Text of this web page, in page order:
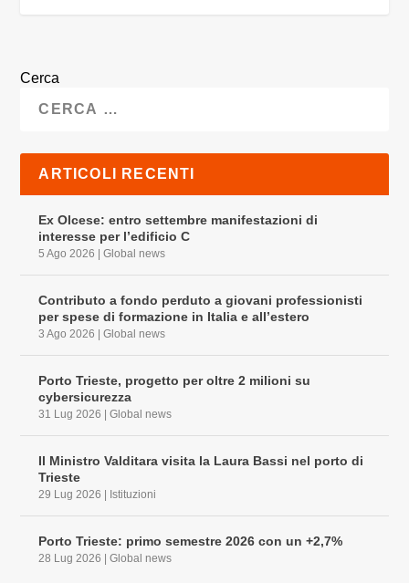
Cerca
ARTICOLI RECENTI
Ex Olcese: entro settembre manifestazioni di
interesse per l’edificio C
5 Ago 2026 |Global news
Contributo a fondo perduto a giovani professionisti
per spese di formazione in Italia e all’estero
3 Ago 2026 |Global news
Porto Trieste, progetto per oltre 2 milioni su
cybersicurezza
31 Lug 2026 |Global news
Il Ministro Valditara visita la Laura Bassi nel porto di
Trieste
29 Lug 2026 | Istituzioni
Porto Trieste: primo semestre 2026 con un +2,7%
28 Lug 2026 |Global news